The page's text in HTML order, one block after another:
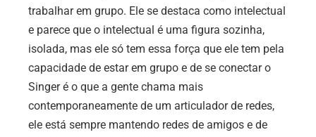
trabalhar em grupo. Ele se destaca como intelectual
e parece que o intelectual é uma figura sozinha,
isolada, mas ele só tem essa força que ele tem pela
capacidade de estar em grupo e de se conectar o
Singer é o que a gente chama mais
contemporaneamente de um articulador de redes,
ele está sempre mantendo redes de amigos e de